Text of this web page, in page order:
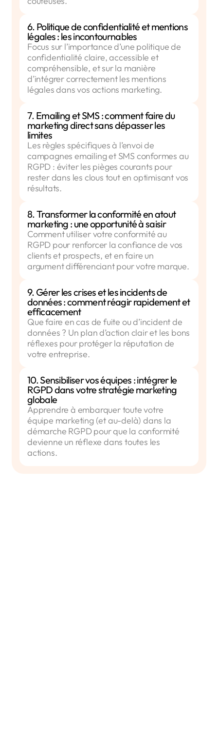
6. Politique de confidentialité et mentions
légales : les incontournables
Focus sur l’importance d’une politique de
confidentialité claire, accessible et
compréhensible, et sur la manière
d’intégrer correctement les mentions
légales dans vos actions marketing.
7. Emailing et SMS : comment faire du
marketing direct sans dépasser les
limites
Les règles spécifiques à l’envoi de
campagnes emailing et SMS conformes au
RGPD : éviter les pièges courants pour
rester dans les clous tout en optimisant vos
résultats.
8. Transformer la conformité en atout
marketing : une opportunité à saisir
Comment utiliser votre conformité au
RGPD pour renforcer la confiance de vos
clients et prospects, et en faire un
argument différenciant pour votre marque.
9. Gérer les crises et les incidents de
données : comment réagir rapidement et
efficacement
Que faire en cas de fuite ou d’incident de
données ? Un plan d’action clair et les bons
réflexes pour protéger la réputation de
votre entreprise.
10. Sensibiliser vos équipes : intégrer le
RGPD dans votre stratégie marketing
globale
Apprendre à embarquer toute votre
équipe marketing (et au-delà) dans la
démarche RGPD pour que la conformité
devienne un réflexe dans toutes les
actions.